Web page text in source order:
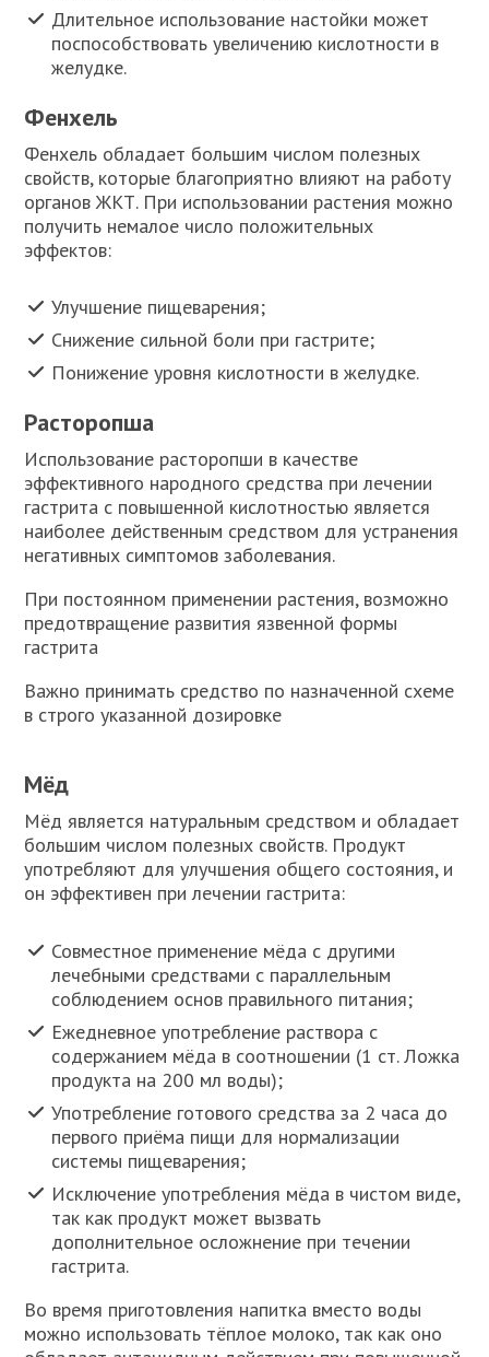
Длительное использование настойки может
поспособствовать увеличению кислотности в
желудке.
Фенхель
Фенхель обладает большим числом полезных
свойств, которые благоприятно влияют на работу
органов ЖКТ. При использовании растения можно
получить немалое число положительных
эффектов:
Улучшение пищеварения;
Снижение сильной боли при гастрите;
Понижение уровня кислотности в желудке.
Расторопша
Использование расторопши в качестве
эффективного народного средства при лечении
гастрита с повышенной кислотностью является
наиболее действенным средством для устранения
негативных симптомов заболевания.
При постоянном применении растения, возможно
предотвращение развития язвенной формы
гастрита
Важно принимать средство по назначенной схеме
в строго указанной дозировке
Мёд
Мёд является натуральным средством и обладает
большим числом полезных свойств. Продукт
употребляют для улучшения общего состояния, и
он эффективен при лечении гастрита:
Совместное применение мёда с другими
лечебными средствами с параллельным
соблюдением основ правильного питания;
Ежедневное употребление раствора с
содержанием мёда в соотношении (1 ст. Ложка
продукта на 200 мл воды);
Употребление готового средства за 2 часа до
первого приёма пищи для нормализации
системы пищеварения;
Исключение употребления мёда в чистом виде,
так как продукт может вызвать
дополнительное осложнение при течении
гастрита.
Во время приготовления напитка вместо воды
можно использовать тёплое молоко, так как оно